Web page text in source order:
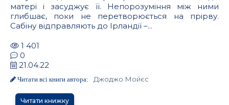
матері і засуджує її. Непорозуміння між ними
глибшає, поки не перетворюється на прірву.
Сабіну відправляють до Ірландії –...
1 401
0
21.04.22
Читати всі книги автора: Джоджо Мойєс
Читати книжку